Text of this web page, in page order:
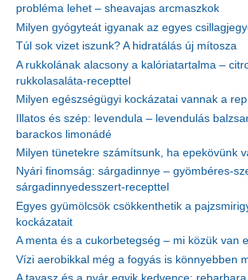
probléma lehet – sheavajas arcmaszkok
Milyen gyógyteát igyanak az egyes
Túl sok vizet iszunk? A hidratálás új mítosza
A rukkolának alacsony a kalóriatartalma –
rukkolasaláta-recepttel
Milyen egészségügyi kockázatai vannak a
Illatos és szép: levendula – levendulás
barackos limonádé
Milyen tünetekre számítsunk, ha epekövünk
Nyári finomság: sárgadinnye – gyömbéres-
sárgadinnyedesszert-recepttel
Egyes gyümölcsök csökkenthetik a
kockázatait
A menta és a cukorbetegség – mi közük van
Vízi aerobikkal még a fogyás is könnyebben